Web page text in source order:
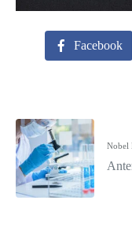
Facebook
Nobel